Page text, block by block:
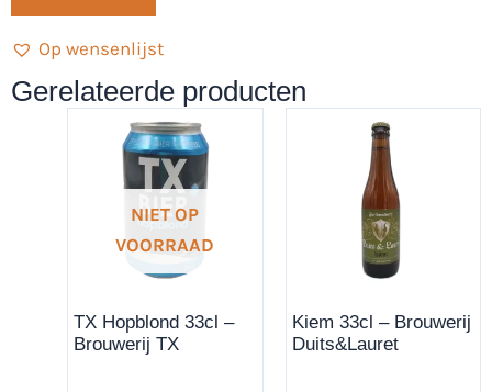
Magistraat
aantal
Op wensenlijst
Gerelateerde producten
NIET OP
VOORRAAD
TX Hopblond 33cl –
Brouwerij TX
Kiem 33cl – Brouwerij
Duits&Lauret